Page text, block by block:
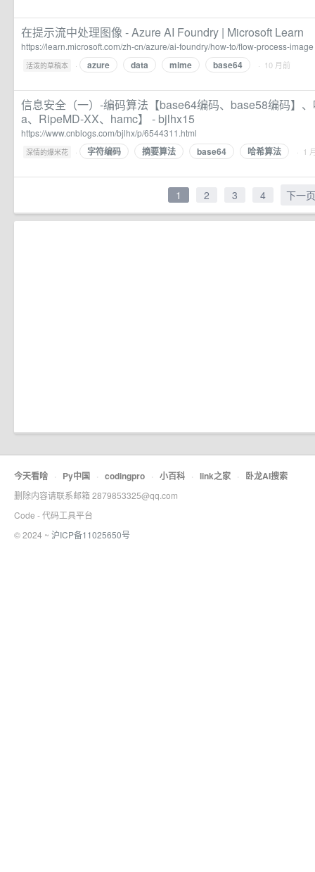
在提示流中处理图像 - Azure AI Foundry | Microsoft Learn
https://learn.microsoft.com/zh-cn/azure/ai-foundry/how-to/flow-process-image
活泼的草稿本 · azure data mime base64 · 10 月前
信息安全（一）-编码算法【base64编码、base58编码】
a、RipeMD-XX、hamc】 - bjlhx15
https://www.cnblogs.com/bjlhx/p/6544311.html
深情的爆米花 · 字符编码 摘要算法 base64 哈希算法 · 1
1 2 3 4 下一页
今天看啥 · Py中国 · codingpro · 小百科 · link之家 · 卧龙AI搜索
删除内容请联系邮箱 2879853325@qq.com
Code - 代码工具平台
© 2024 ~ 沪ICP备11025650号